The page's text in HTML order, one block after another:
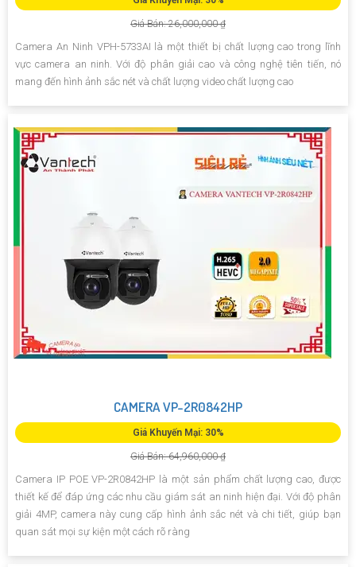
Giá Bán: 26,000,000 ₫
Camera An Ninh VPH-5733AI là một thiết bị chất lượng cao trong lĩnh
vực camera an ninh. Với độ phân giải cao và công nghệ tiên tiến, nó
mang đến hình ảnh sắc nét và chất lượng video chất lượng cao
CAMERA VP-2R0842HP
Giá Khuyến Mại: 30%
Giá Bán: 64,960,000 ₫
Camera IP POE VP-2R0842HP là một sản phẩm chất lượng cao, được
thiết kế để đáp ứng các nhu cầu giám sát an ninh hiện đại. Với độ phân
giải 4MP, camera này cung cấp hình ảnh sắc nét và chi tiết, giúp bạn
quan sát mọi sự kiện một cách rõ ràng